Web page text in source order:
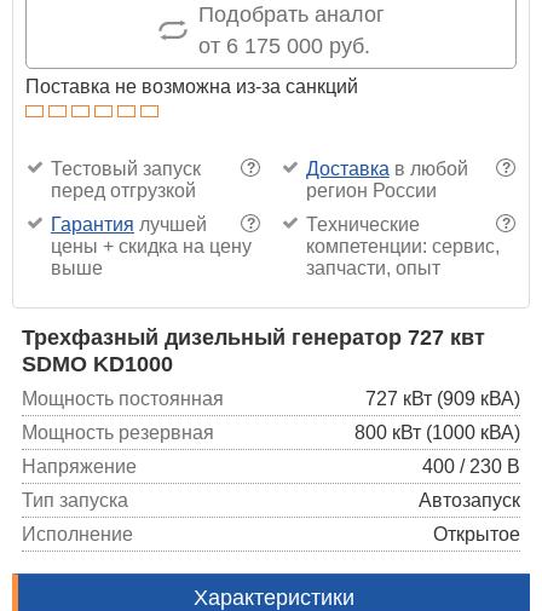
Подобрать аналог
от 6 175 000 руб.
Поставка не возможна из-за санкций
?
Тестовый запуск
перед отгрузкой
?
Доставка в любой
регион России
?
Гарантия лучшей
цены + скидка на цену
выше
?
Технические
компетенции: сервис,
запчасти, опыт
Трехфазный дизельный генератор 727 квт
SDMO KD1000
Мощность постоянная
727 кВт (909 кВА)
Мощность резервная
800 кВт (1000 кВА)
Напряжение
400 / 230 В
Тип запуска
Автозапуск
Исполнение
Открытое
Характеристики